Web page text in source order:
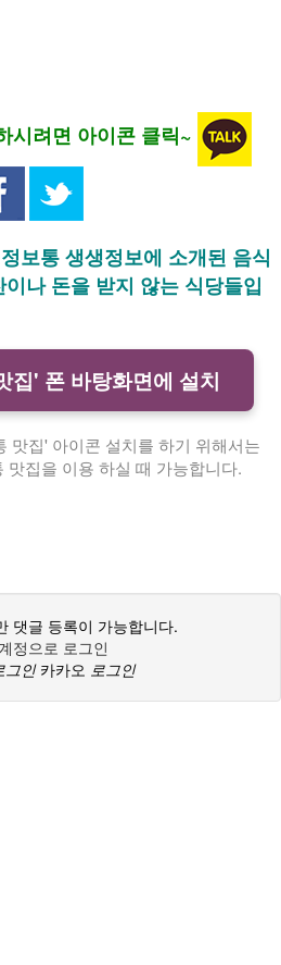
시려면 아이콘 클릭~
보통 생생정보에 소개된 음식
나 돈을 받지 않는 식당들입
집' 폰 바탕화면에 설치
맛집' 아이콘 설치를 하기 위해서는
맛집을 이용 하실 때 가능합니다.
댓글 등록이 가능합니다.
정으로 로그인
그인 카카오 로그인